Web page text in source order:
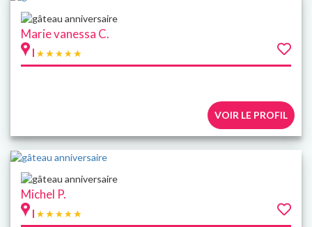
Marie vanessa C.
|
VOIR LE PROFIL
Michel P.
|